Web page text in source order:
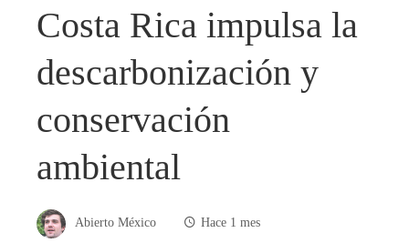
Costa Rica impulsa la
descarbonización y
conservación
ambiental
Abierto México Hace 1 mes